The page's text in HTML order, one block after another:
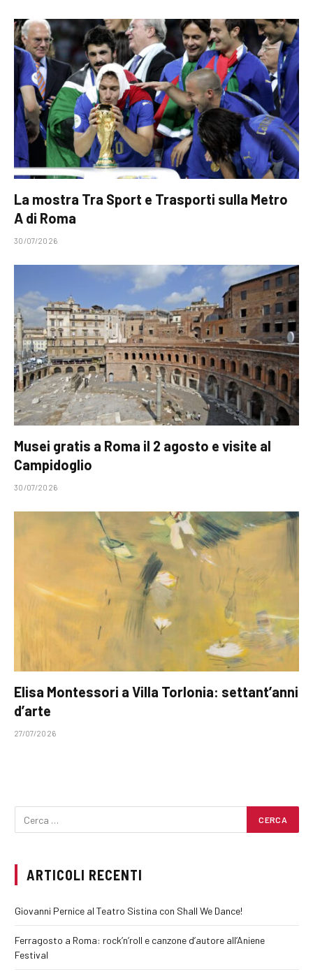
La mostra Tra Sport e Trasporti sulla Metro
A di Roma
30/07/2026
Musei gratis a Roma il 2 agosto e visite al
Campidoglio
30/07/2026
Elisa Montessori a Villa Torlonia: settant’anni
d’arte
27/07/2026
ARTICOLI RECENTI
Giovanni Pernice al Teatro Sistina con Shall We Dance!
Ferragosto a Roma: rock’n’roll e canzone d’autore all’Aniene
Festival